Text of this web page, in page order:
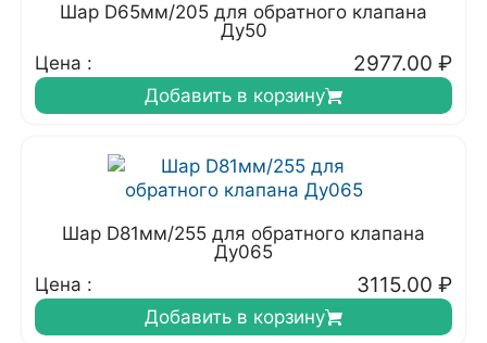
Шар D65мм/205 для обратного клапана
Ду50
Цена :
2977.00 ₽
Добавить в корзину
Шар D81мм/255 для обратного клапана
Ду065
Цена :
3115.00 ₽
Добавить в корзину